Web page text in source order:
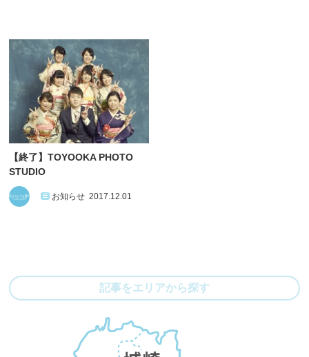
【終了】TOYOOKA PHOTO
STUDIO
お知らせ 2017.12.01
記事をエリアから探す